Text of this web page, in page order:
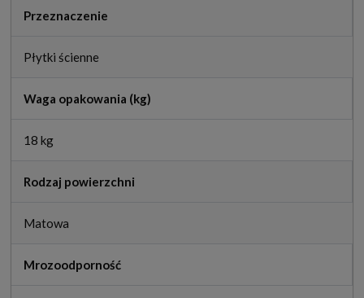
Przeznaczenie
Płytki ścienne
Waga opakowania (kg)
18 kg
Rodzaj powierzchni
Matowa
Mrozoodporność